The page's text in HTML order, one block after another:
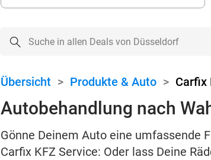
Übersicht > Produkte & Auto > Carfix
Autobehandlung nach
Gönne Deinem Auto eine umfassende
Carfix KFZ Service: Oder lass Deine